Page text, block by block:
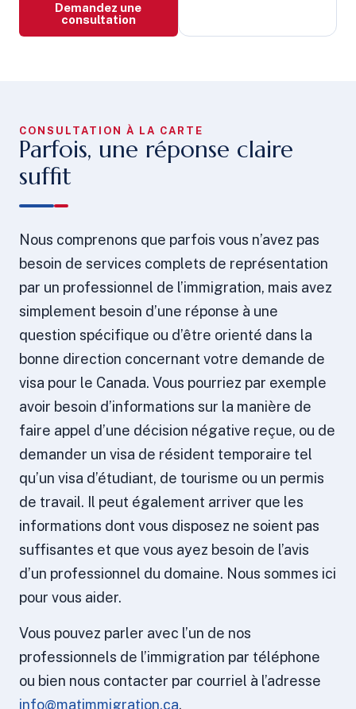
Demandez une
consultation
CONSULTATION À LA CARTE
Parfois, une réponse claire
suffit
Nous comprenons que parfois vous n’avez pas
besoin de services complets de représentation
par un professionnel de l’immigration, mais avez
simplement besoin d’une réponse à une
question spécifique ou d’être orienté dans la
bonne direction concernant votre demande de
visa pour le Canada. Vous pourriez par exemple
avoir besoin d’informations sur la manière de
faire appel d’une décision négative reçue, ou de
demander un visa de résident temporaire tel
qu’un visa d’étudiant, de tourisme ou un permis
de travail. Il peut également arriver que les
informations dont vous disposez ne soient pas
suffisantes et que vous ayez besoin de l’avis
d’un professionnel du domaine. Nous sommes ici
pour vous aider.
Vous pouvez parler avec l’un de nos
professionnels de l’immigration par téléphone
ou bien nous contacter par courriel à l’adresse
info@matimmigration.ca.